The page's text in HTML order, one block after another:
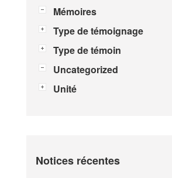
Mémoires
Type de témoignage
Type de témoin
Uncategorized
Unité
Notices récentes